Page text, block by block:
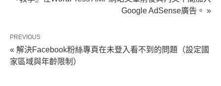
Google AdSense廣告。 »
PREVIOUS
« 解決Facebook粉絲專頁在未登入看不到的問題（設定國
家區域與年齡限制）